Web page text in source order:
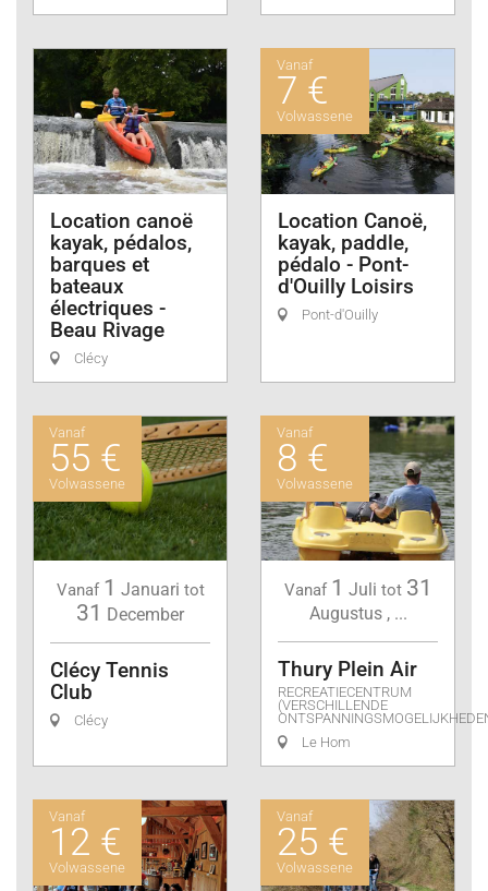
Location canoë
kayak, pédalos,
barques et
bateaux
électriques -
Beau Rivage
Clécy
Vanaf
7 €
Volwassene
Location Canoë,
kayak, paddle,
pédalo - Pont-
d'Ouilly Loisirs
Pont-d'Ouilly
Vanaf
55 €
Volwassene
Vanaf 1 Januari tot
31 December
Clécy Tennis
Club
Clécy
Vanaf
8 €
Volwassene
Vanaf 1 Juli tot 31
Augustus, ...
Thury Plein Air
RECREATIECENTRUM
(VERSCHILLENDE
Le Hom
Vanaf
12 €
Volwassene
Vanaf
25 €
Volwassene